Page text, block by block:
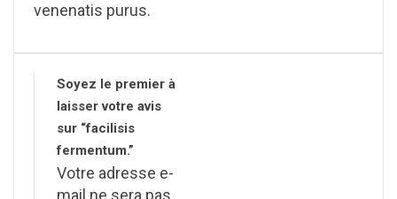
venenatis purus.
Soyez le premier à
laisser votre avis
sur “facilisis
fermentum.”
Votre adresse e-
mail ne sera pas